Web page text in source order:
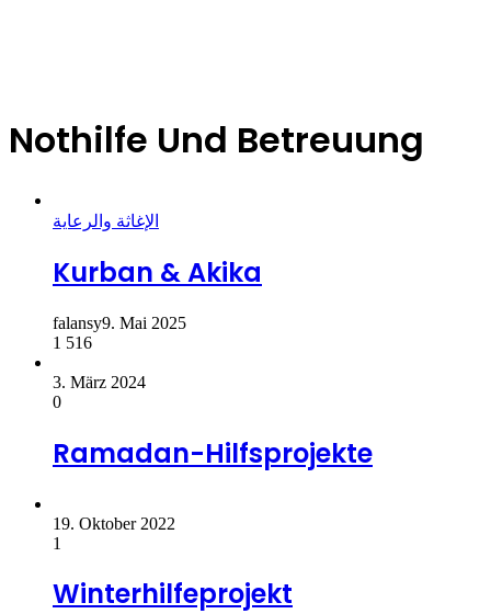
Nothilfe Und Betreuung
الإغاثة والرعاية
Kurban & Akika
falansy9. Mai 2025
1 516
3. März 2024
0
Ramadan-Hilfsprojekte
19. Oktober 2022
1
Winterhilfeprojekt